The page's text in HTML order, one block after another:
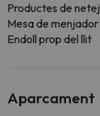
Productes de
Mesa de menjador
Endoll prop del llit
Aparcament